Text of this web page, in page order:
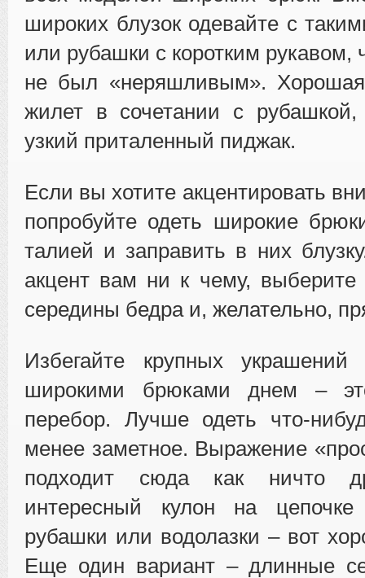
широких блузок одевайте с
или рубашки с коротким рукавом,
не был «неряшливым».
жилет в сочетании с
узкий приталенный пиджак.
Если вы хотите акцентировать
попробуйте одеть широкие
талией и заправить в них
акцент вам ни к чему,
середины бедра и, желательно,
Избегайте крупных
широкими брюками днем –
перебор. Лучше одеть что-
менее заметное. Выражение
подходит сюда как ничто
интересный кулон на цепочке
рубашки или водолазки – вот
Еще один вариант – длинные